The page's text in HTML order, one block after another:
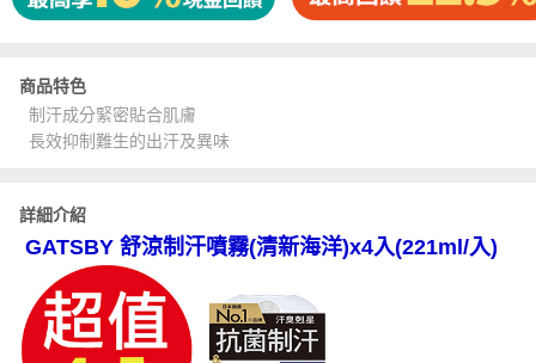
商品特色
制汗成分緊密貼合肌膚
長效抑制難生的出汗及異味
詳細介紹
GATSBY 舒涼制汗噴霧(清新海洋)x4入(221ml/入)